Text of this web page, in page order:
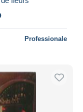
Professionale